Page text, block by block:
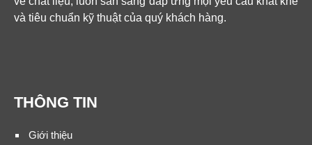
và tiêu chuẩn kỹ thuật của quý khách hàng.
THÔNG TIN
Giới thiệu